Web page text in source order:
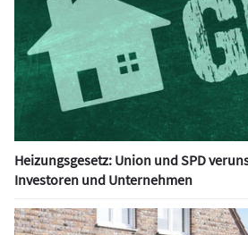
Heizungsgesetz: Union und SPD
Investoren und Unternehmen